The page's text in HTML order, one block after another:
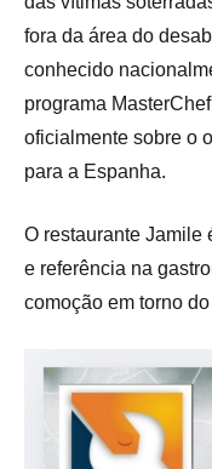
fora da área do
conhecido
programa
oficialmente sobre o
para a Espanha.
O restaurante Jamile
e referência na
comoção em torno